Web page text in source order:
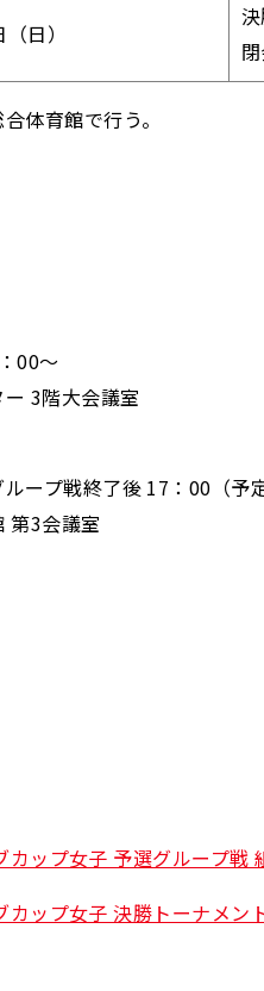
日）
体育館で行う。
00～
3階大会議室
ープ戦終了後 17：00（予定
第3会議室
ップ女子 予選グループ戦
ップ女子 決勝トーナメン